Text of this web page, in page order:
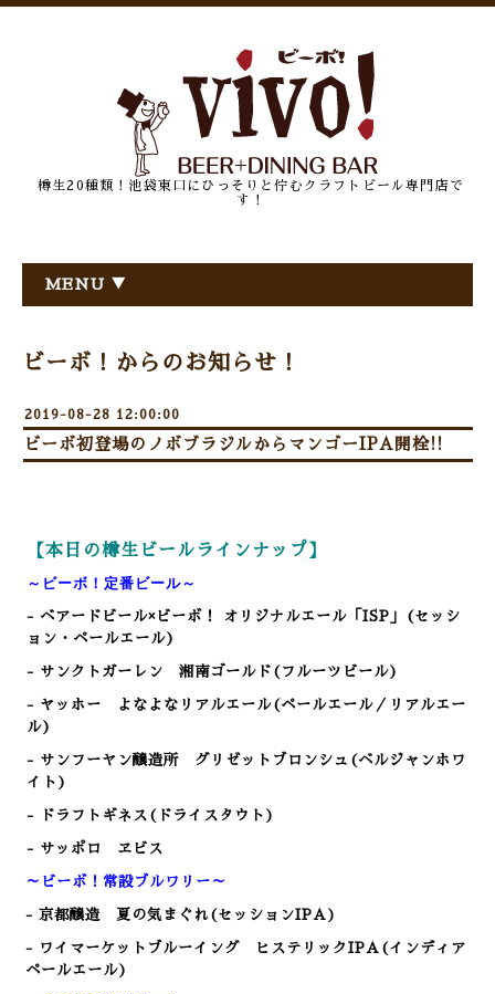
樽生20種類！池袋東口にひっそりと佇むクラフトビール専門店で
す！
MENU ▼
ビーボ！からのお知らせ！
2019-08-28 12:00:00
ビーボ初登場のノボブラジルからマンゴーIPA開栓!!
【本日の樽生ビールラインナップ】
～ビーボ！定番ビール～
- ベアードビール×ビーボ！ オリジナルエール「ISP」(セッシ
ョン・ペールエール)
- サンクトガーレン 湘南ゴールド(フルーツビール)
- ヤッホー よなよなリアルエール(ペールエール／リアルエー
ル)
- サンフーヤン醸造所 グリゼットブロンシュ(ベルジャンホワ
イト)
- ドラフトギネス(ドライスタウト)
- サッポロ ヱビス
～ビーボ！常設ブルワリー～
- 京都醸造 夏の気まぐれ(セッションIPA)
- ワイマーケットブルーイング ヒステリックIPA(インディア
ペールエール)